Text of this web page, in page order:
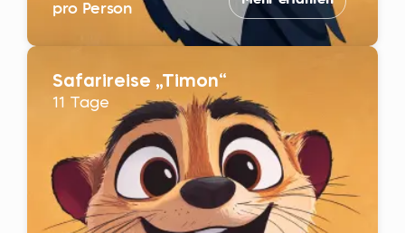
pro Person
Safarireise „Timon“
11 Tage